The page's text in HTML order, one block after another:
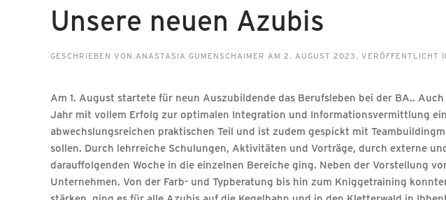
Unsere neuen Azubis
GESCHRIEBEN VON ANASTASIA GUMENSCHAIMER AM 2. AUGUST 2023. VERÖFFENTLICHT
Am 1. August startete für neun Auszubildende das Berufsleben bei der BA..
Jahr mit vollem Erfolg zur optimalen Integration und Informationsvermittlung
abwechslungsreichen praktischen Teil und ist zudem gespickt mit
sollen. Durch lehrreiche Schulungen, Aktivitäten und Vorträge, durch externe
darauffolgenden Woche in die einzelnen Bereiche ging. Neben der Vorstellung
Unternehmen. Von der Farb- und Typberatung bis hin zum Kniggetraining